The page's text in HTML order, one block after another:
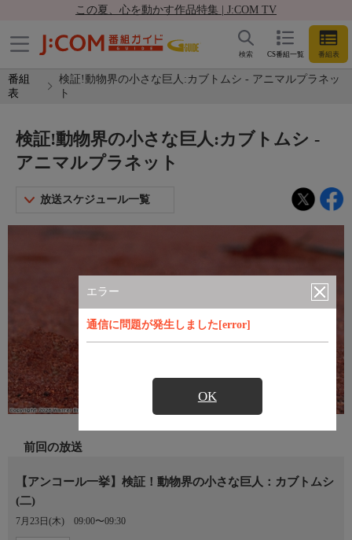
この夏、心を動かす作品特集 | J:COM TV
CS番組一覧 番組表
検索
番組
表
検証!動物界の小さな巨人:カブトムシ - アニマルプラネッ
ト
エラー
通信に問題が発生しました[error]
OK
検証!動物界の小さな巨人:カブトムシ -
アニマルプラネット
放送スケジュール一覧
前回の放送
【アンコール一挙】検証！動物界の小さな巨人：カブトムシ
(二)
7月23日(木) 09:00〜09:30